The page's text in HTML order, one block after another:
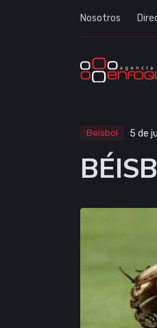
Nosotros
Beisbol 5 de